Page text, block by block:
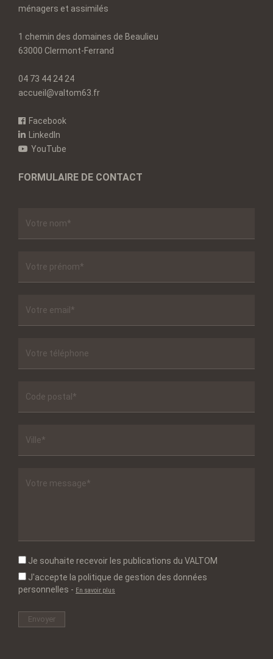
ménagers et assimilés
1 chemin des domaines de Beaulieu
63000 Clermont-Ferrand
04 73 44 24 24
accueil@valtom63.fr
Facebook
LinkedIn
YouTube
FORMULAIRE DE CONTACT
Je souhaite recevoir les publications du VALTOM
J'accepte la politique de gestion des données
personnelles - En savoir plus